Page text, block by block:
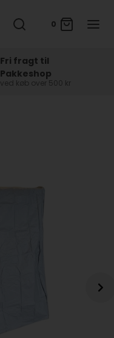
0
Fri fragt til
Pakkeshop
ved køb over 500 kr